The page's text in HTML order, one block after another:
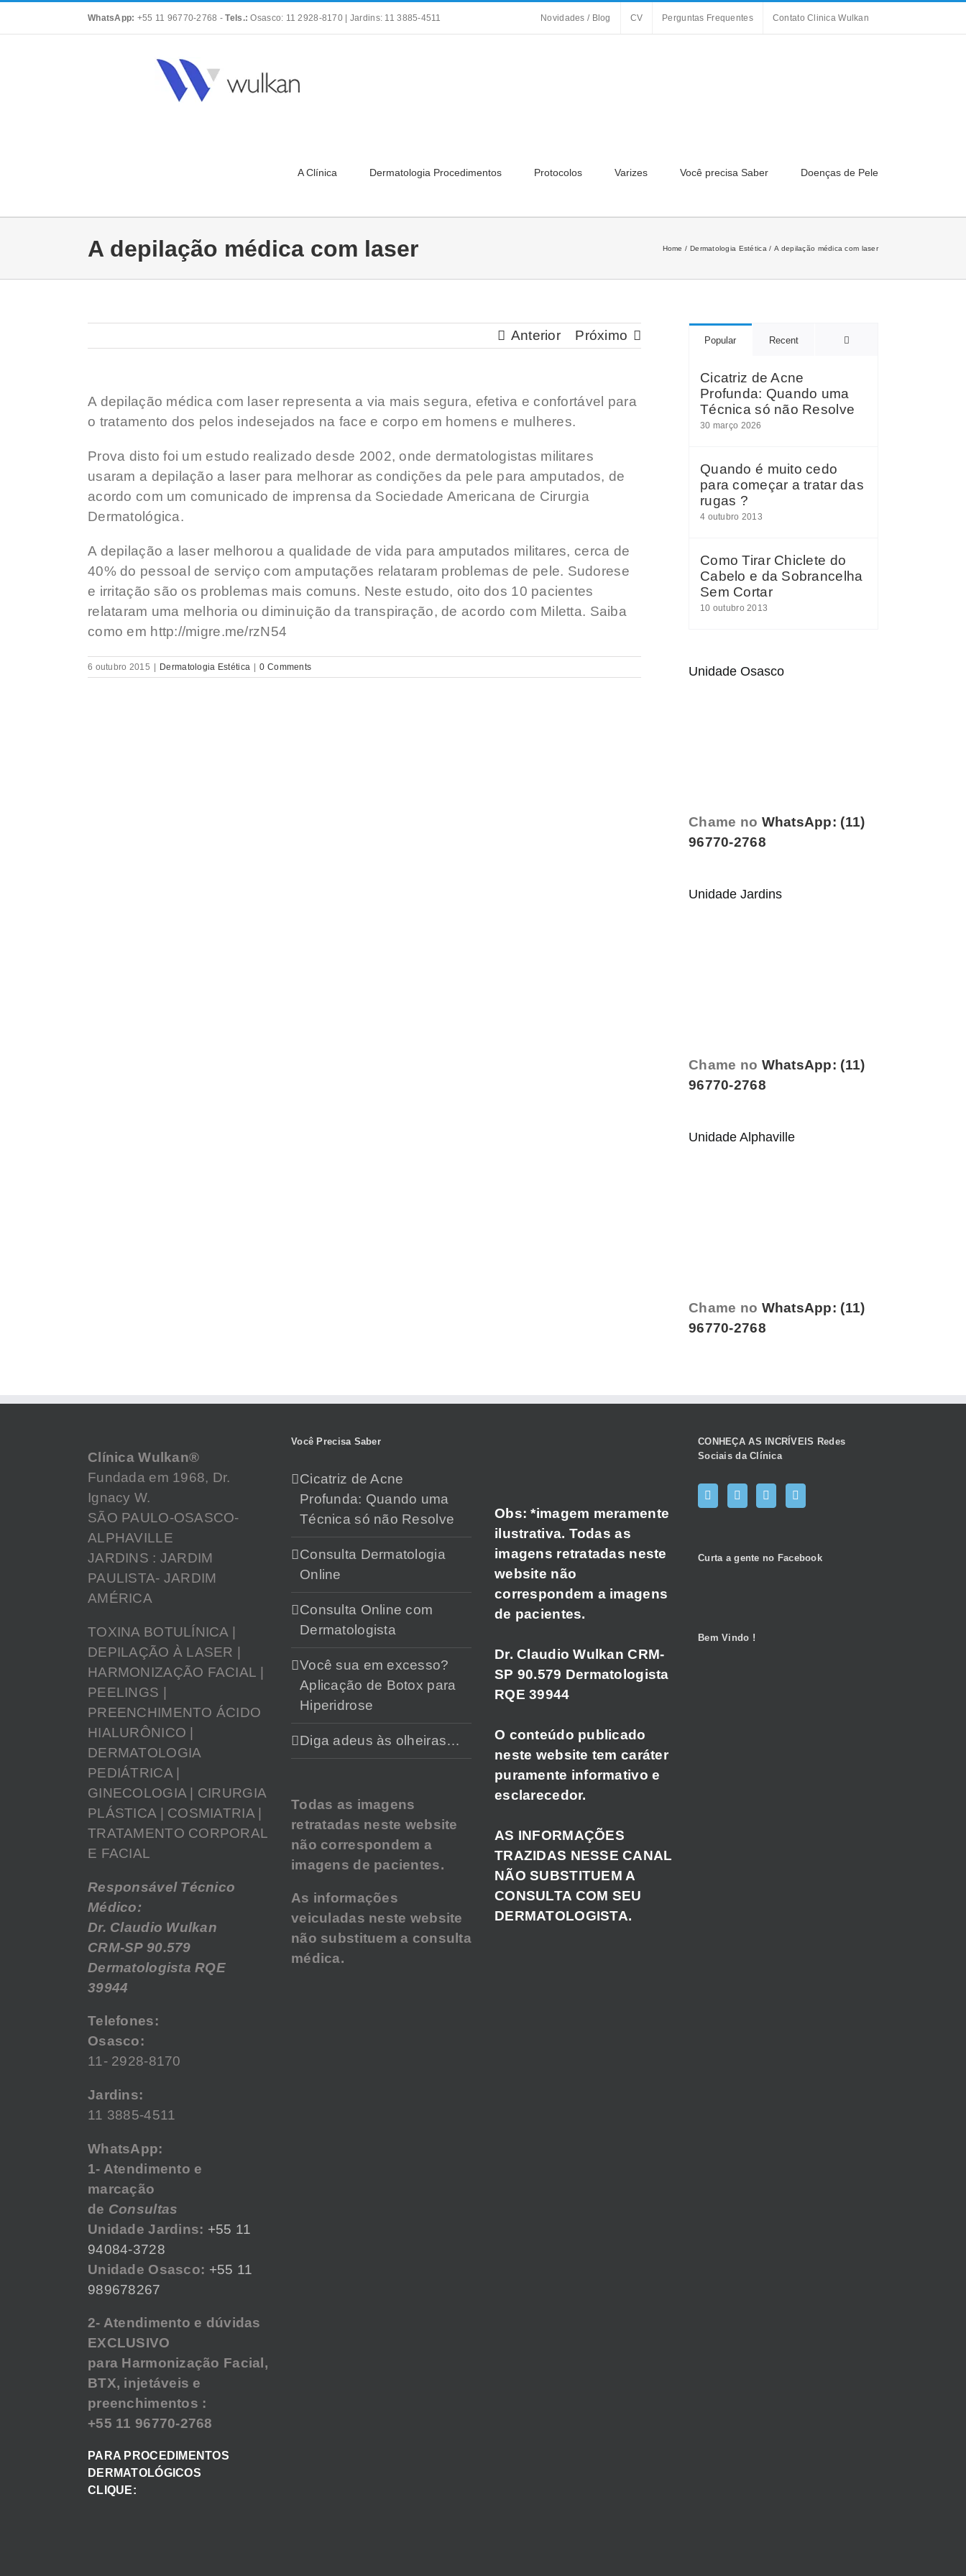
WhatsApp: +55 11 96770-2768 -Tels.: Osasco: 11 2928-8170 | Jardins: 11 3885-4511 Novidades / Blog CV Perguntas Frequentes Contato Clinica Wulkan
A Clínica Dermatologia Procedimentos Protocolos Varizes Você precisa Saber Doenças de Pele
A depilação médica com laser Home Dermatologia Estética A depilação médica com laser
Anterior Próximo
A depilação médica com laser representa a via mais segura, efetiva e confortável para
o tratamento dos pelos indesejados na face e corpo em homens e mulheres.
Prova disto foi um estudo realizado desde 2002, onde dermatologistas militares
usaram a depilação a laser para melhorar as condições da pele para amputados, de
acordo com um comunicado de imprensa da Sociedade Americana de Cirurgia
Dermatológica.
A depilação a laser melhorou a qualidade de vida para amputados militares, cerca de
40% do pessoal de serviço com amputações relataram problemas de pele. Sudorese
e irritação são os problemas mais comuns. Neste estudo, oito dos 10 pacientes
relataram uma melhoria ou diminuição da transpiração, de acordo com Miletta. Saiba
como em http://migre.me/rzN54
6 outubro 2015 Dermatologia Estética 0 Comments
Popular Recent Comments
Cicatriz de Acne
Profunda: Quando uma
Técnica só não Resolve
30 março 2026
Quando é muito cedo
para começar a tratar das
rugas ?
4 outubro 2013
Como Tirar Chiclete do
Cabelo e da Sobrancelha
Sem Cortar
10 outubro 2013
Unidade Osasco
Chame no WhatsApp: (11)
96770-2768
Unidade Jardins
Chame no WhatsApp: (11)
96770-2768
Unidade Alphaville
Chame no WhatsApp: (11)
96770-2768
Clínica Wulkan®
Fundada em 1968, Dr.
Ignacy W.
SÃO PAULO-OSASCO-
ALPHAVILLE
JARDINS : JARDIM
PAULISTA- JARDIM
AMÉRICA
TOXINA BOTULÍNICA |
DEPILAÇÃO À LASER |
HARMONIZAÇÃO FACIAL |
PEELINGS |
PREENCHIMENTO ÁCIDO
HIALURÔNICO |
DERMATOLOGIA
PEDIÁTRICA |
GINECOLOGIA | CIRURGIA
PLÁSTICA | COSMIATRIA |
TRATAMENTO CORPORAL
E FACIAL
Responsável Técnico
Médico:
Dr. Claudio Wulkan
CRM-SP 90.579
Dermatologista RQE
39944
Telefones:
Osasco:
11- 2928-8170
Jardins:
11 3885-4511
WhatsApp:
1- Atendimento e
marcação
de Consultas
Unidade Jardins: +55 11
94084-3728
Unidade Osasco: +55 11
989678267
2- Atendimento e dúvidas
EXCLUSIVO
para Harmonização Facial,
BTX, injetáveis e
preenchimentos :
+55 11 96770-2768
PARA PROCEDIMENTOS
DERMATOLÓGICOS
CLIQUE:
Você Precisa Saber
Cicatriz de Acne
Profunda: Quando uma
Técnica só não Resolve
Consulta Dermatologia
Online
Consulta Online com
Dermatologista
Você sua em excesso?
Aplicação de Botox para
Hiperidrose
Diga adeus às olheiras…
Todas as imagens
retratadas neste website
não correspondem a
imagens de pacientes.
As informações
veiculadas neste website
não substituem a consulta
médica.
Obs: *imagem meramente
ilustrativa. Todas as
imagens retratadas neste
website não
correspondem a imagens
de pacientes.
Dr. Claudio Wulkan CRM-
SP 90.579 Dermatologista
RQE 39944
O conteúdo publicado
neste website tem caráter
puramente informativo e
esclarecedor.
AS INFORMAÇÕES
TRAZIDAS NESSE CANAL
NÃO SUBSTITUEM A
CONSULTA COM SEU
DERMATOLOGISTA.
CONHEÇA AS INCRÍVEIS Redes
Sociais da Clínica
Curta a gente no Facebook
Bem Vindo !